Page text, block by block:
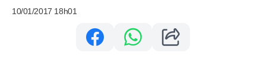
10/01/2017 18h01